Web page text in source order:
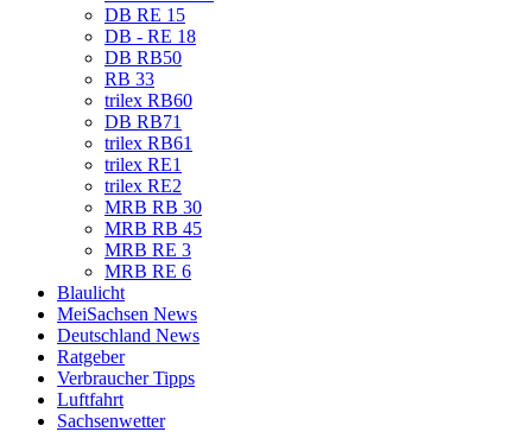
DB RE 15
DB - RE 18
DB RB50
RB 33
trilex RB60
DB RB71
trilex RB61
trilex RE1
trilex RE2
MRB RB 30
MRB RB 45
MRB RE 3
MRB RE 6
Blaulicht
MeiSachsen News
Deutschland News
Ratgeber
Verbraucher Tipps
Luftfahrt
Sachsenwetter